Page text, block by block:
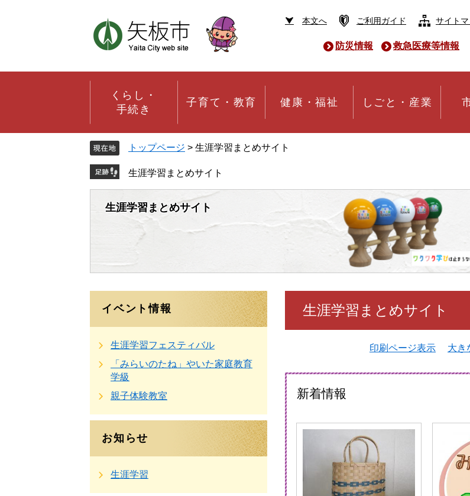
本文へ ご利用ガイド サイト
防災情報 救急医療等情報
くらし・
手続き
子育て・教育 健康・福祉 しごと・産業
トップページ > 生涯学習まとめサイト
生涯学習まとめサイト
生涯学習まとめサイト
生涯学習まとめサイト
印刷ページ表示 大き
新着情報
イベント情報
生涯学習フェスティバル
「みらいのたね」やいた家庭教育
学級
親子体験教室
お知らせ
生涯学習